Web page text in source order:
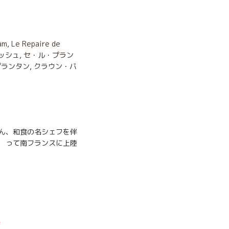
, Le Repaire de
シュ, セ・ル・プラン
ンタン, クラウン・バ
、和食の名シェフを伴
って南フランスに上陸